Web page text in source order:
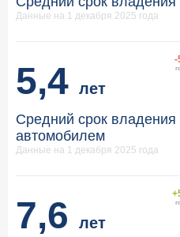
Данные на 1 декабря 2025 года
5,4 лет
-
Средний срок
автомобилем
Данные на 1 декабря 2025 года
7,6 лет